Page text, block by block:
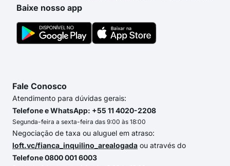
Baixe nosso app
Fale Conosco
Atendimento para dúvidas gerais:
Telefone e WhatsApp: +55 11 4020-2208
Segunda-feira a sexta-feira das 9:00 às 18:00
Negociação de taxa ou aluguel em atraso:
loft.vc/fianca_inquilino_arealogada ou através do
Telefone 0800 001 6003